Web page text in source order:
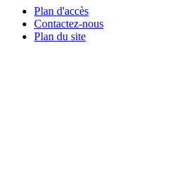
Plan d'accès
Contactez-nous
Plan du site